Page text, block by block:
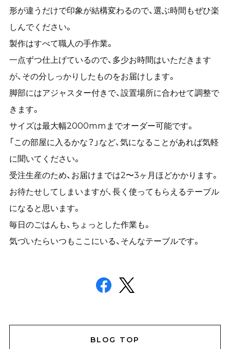
形が違うだけで印象が結構変わるので、選ぶ時間もぜひ楽
しんでください。
製作はすべて職人の手作業。
一点ずつ仕上げているので、多少お時間はいただきます
が、その分しっかりしたものをお届けします。
脚部にはアジャスター付きで、設置場所に合わせて調整で
きます。
サイズは最大幅2000mmまでオーダー可能です。
「この部屋に入るかな？」など、気になることがあれば気軽
に聞いてください。
受注生産のため、お届けまでは2〜3ヶ月ほどかかります。
お待たせしてしまいますが、長く使ってもらえるテーブル
になると思います。
毎日のごはんも、ちょっとした作業も。
気づいたらいつもここにいる、そんなテーブルです。
BLOG TOP